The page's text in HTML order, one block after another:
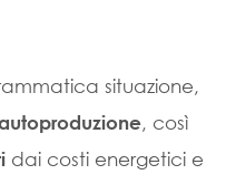
situazione,
, così
dai costi energetici e